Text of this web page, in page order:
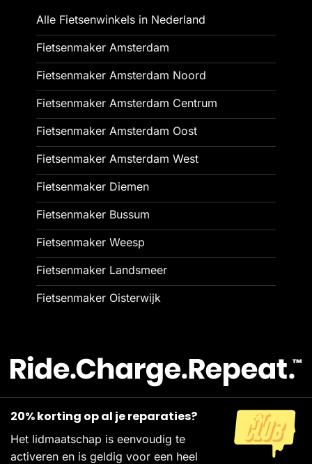
Alle Fietsenwinkels in Nederland
Fietsenmaker Amsterdam
Fietsenmaker Amsterdam Noord
Fietsenmaker Amsterdam Centrum
Fietsenmaker Amsterdam Oost
Fietsenmaker Amsterdam West
Fietsenmaker Diemen
Fietsenmaker Bussum
Fietsenmaker Weesp
Fietsenmaker Landsmeer
Fietsenmaker Oisterwijk
20% korting op al je reparaties?
Het lidmaatschap is eenvoudig te
activeren en is geldig voor een heel